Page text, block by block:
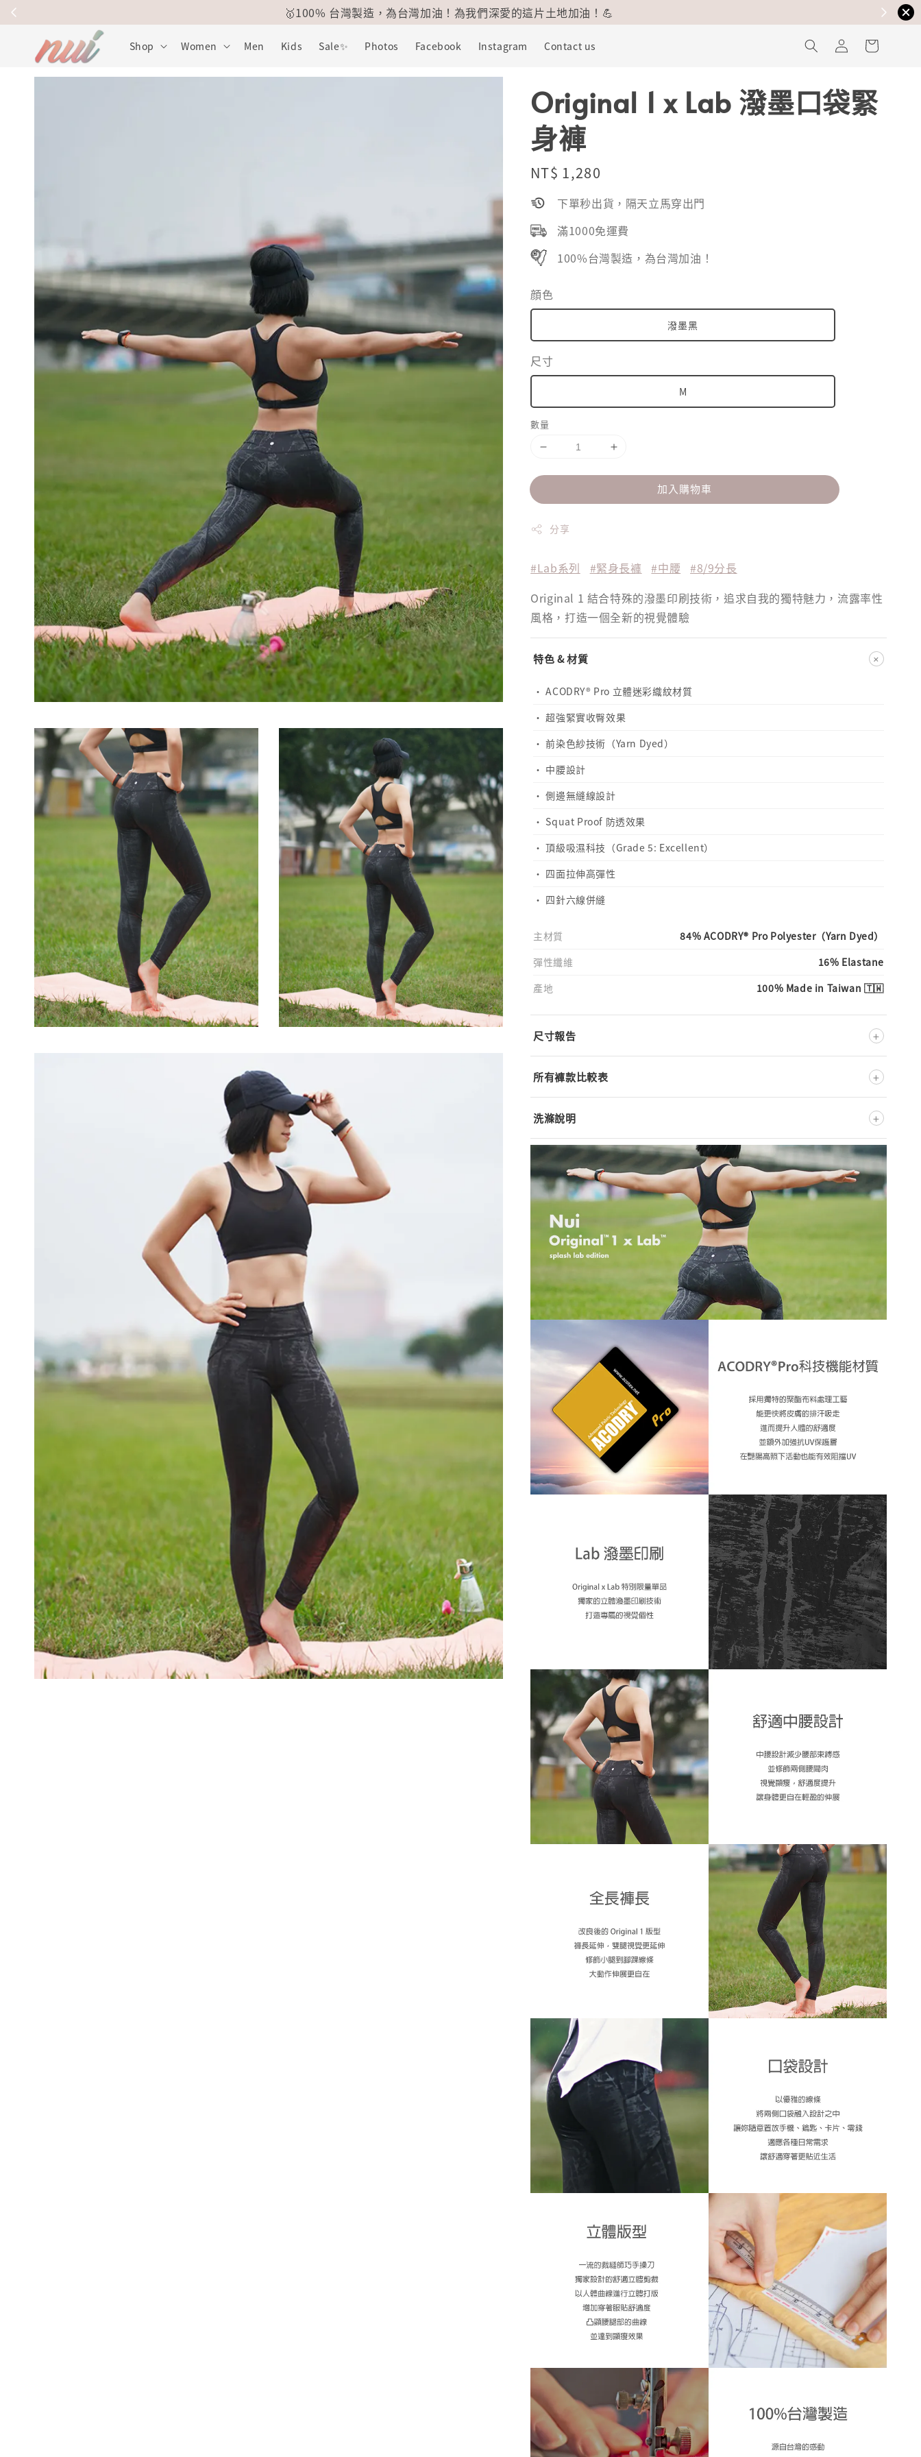
🥇100% 台灣製造，為台灣加油！為我們深愛的這片土地加油！💪
Shop Women Men Kids Sale✨ Photos Facebook Instagram Contact us
Original 1 x Lab 潑墨口袋緊
身褲
Regular
price
NT$ 1,280
下單秒出貨，隔天立馬穿出門
滿1000免運費
100%台灣製造，為台灣加油！
顔色
潑墨黑
尺寸
M
數量
加入購物車
分享
#Lab系列 #緊身長褲 #中腰
#8/9分長
Original 1 結合特殊的潑墨印刷技術，追求自我的獨特魅力，流露率性
風格，打造一個全新的視覺體驗
特色 & 材質 +
· ACODRY® Pro 立體迷彩織紋材質
· 超強緊實收臀效果
· 前染色紗技術（Yarn Dyed）
· 中腰設計
· 側邊無縫線設計
· Squat Proof 防透效果
· 頂級吸濕科技（Grade 5: Excellent）
· 四面拉伸高彈性
· 四針六線併縫
主材質
84% ACODRY® Pro Polyester（Yarn Dyed）
彈性纖維
16% Elastane
產地
100% Made in Taiwan 🇹🇼
尺寸報告 +
※ 偏好緊實穿著感的姊妹，此款可往下拿小一號
※ 還是不確定自己適合什麼尺寸嗎？歡迎 詢問客服
所有褲款比較表 +
洗滌說明 +
反面放入洗衣袋洗滌
不可烘乾
深淺色分開洗
低溫洗滌
不可漂白
不可乾洗
不可添加柔軟精
低溫熨燙
※ 此款布料為特殊處理材質，洗滌時強烈建議反面放入洗衣袋
※ 正確的洗滌方式將大大地影響產品壽命